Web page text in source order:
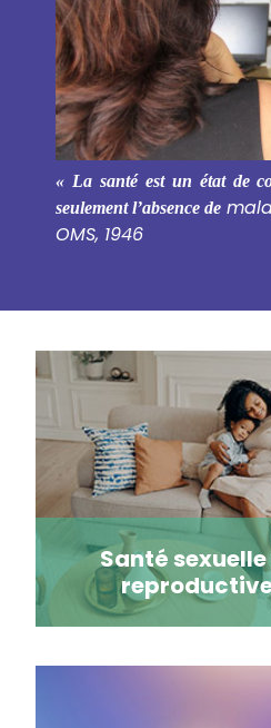
« La santé est un état de
seulement l’absence de
OMS, 1946
Santé